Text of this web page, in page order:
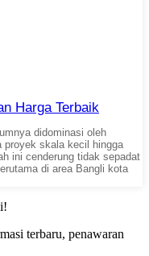
Harga Terbaik
didominasi oleh
proyek skala kecil hingga
ini cenderung tidak sepadat
di area Bangli kota
terbaru, penawaran